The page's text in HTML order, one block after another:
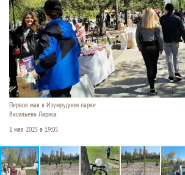
Первое мая в Изумрудном парке
Васильева Лариса
1 мая 2025 в 19:05